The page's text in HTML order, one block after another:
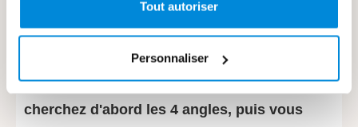
Tout autoriser
Personnaliser
comment dessiner un arbre, les vagues, les
textures, les silhouettes, etc.
Comme si vous réalisiez un puzzle. Vous
cherchez d'abord les 4 angles, puis vous